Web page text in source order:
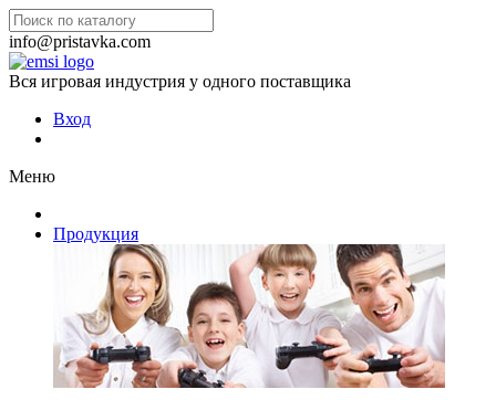
info@pristavka.com
Вся игровая индустрия у одного поставщика
Вход
Меню
Продукция